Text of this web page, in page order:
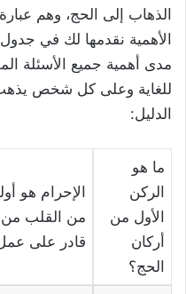
الذهاب إلى الحج، وهم
الأهمية نقدمها لك في
مدى أهمية جميع الأسئلة
للغاية وعلى كل شخص يذهب
الدليل:
ما هو
الركن
الأول من
أركان
الحج؟
الإحرام هو
من القلب
قادر على